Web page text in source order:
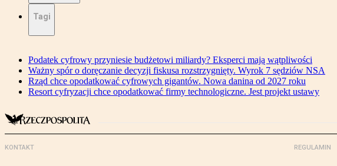
Tagi
Podatek cyfrowy przyniesie budżetowi miliardy? Eksperci mają wątpliwości
Ważny spór o doręczanie decyzji fiskusa rozstrzygnięty. Wyrok 7 sędziów NSA
Rząd chce opodatkować cyfrowych gigantów. Nowa danina od 2027 roku
Resort cyfryzacji chce opodatkować firmy technologiczne. Jest projekt ustawy
KONTAKT REGULAMIN